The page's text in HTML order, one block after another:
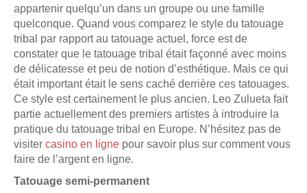
appartenir quelqu’un dans un groupe ou une famille
quelconque. Quand vous comparez le style du tatouage
tribal par rapport au tatouage actuel, force est de
constater que le tatouage tribal était façonné avec moins
de délicatesse et peu de notion d’esthétique. Mais ce qui
était important était le sens caché derrière ces tatouages.
Ce style est certainement le plus ancien. Leo Zulueta fait
partie actuellement des premiers artistes à introduire la
pratique du tatouage tribal en Europe. N’hésitez pas de
visiter casino en ligne pour savoir plus sur comment vous
faire de l’argent en ligne.
Tatouage semi-permanent